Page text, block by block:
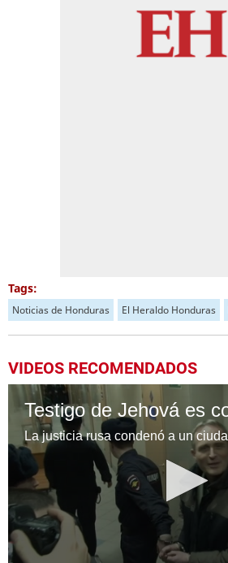
Tags:
Noticias de Honduras El Heraldo Honduras
VIDEOS RECOMENDADOS